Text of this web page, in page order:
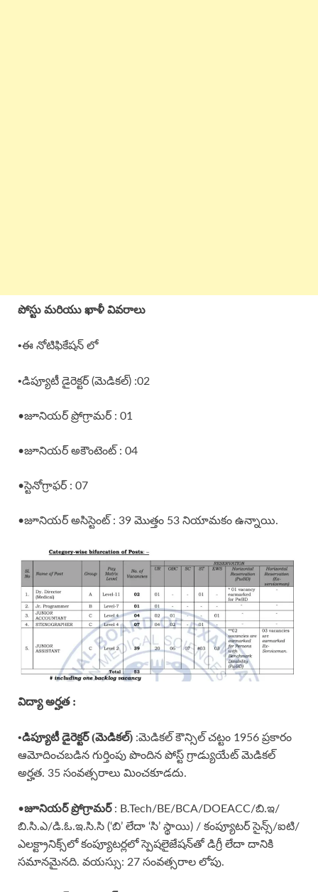
పోస్టు మరియు ఖాళీ వివరాలు
•ఈ నోటిఫికేషన్ లో
•డిప్యూటీ డైరెక్టర్ (మెడికల్) :02
•జూనియర్ ప్రోగ్రామర్ : 01
•జూనియర్ అకౌంటెంట్ : 04
•స్టెనోగ్రాఫర్ : 07
•జూనియర్ అసిస్టెంట్ : 39 మొత్తం 53 నియామకం ఉన్నాయి.
విద్యా అర్హత :
•డిప్యూటీ డైరెక్టర్ (మెడికల్) :మెడికల్ కౌన్సిల్ చట్టం 1956 ప్రకారం
ఆమోదించబడిన గుర్తింపు పొందిన పోస్ట్ గ్రాడ్యుయేట్ మెడికల్
అర్హత. 35 సంవత్సరాలు మించకూడదు.
•జూనియర్ ప్రోగ్రామర్: B.Tech/BE/BCA/DOEACC/బి.ఇ/
బి.సి.ఎ/డి.ఓ.ఇ.సి.సి (‘బి’ లేదా ‘సి’ స్థాయి) / కంప్యూటర్ సైన్స్/ఐటి/
ఎలక్ట్రానిక్స్‌లో కంప్యూటర్లలో స్పెషలైజేషన్‌తో డిగ్రీ లేదా దానికి
సమానమైనది. వయస్సు: 27 సంవత్సరాల లోపు.